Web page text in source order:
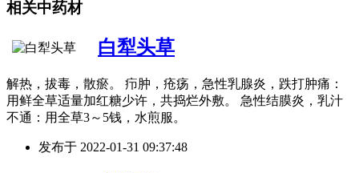
相关中药材
白犁头草
解热，拔毒，散瘀。 疖肿，疮疡，急性乳腺炎，跌打肿痛：
用鲜全草适量加红糖少许，共捣烂外敷。 急性结膜炎，乳汁
不通：用全草3～5钱，水煎服。
发布于 2022-01-31 09:37:48